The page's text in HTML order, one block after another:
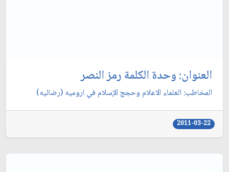
العنوان: وحدة الكلمة رمز النصر
المخاطب: العلماء الاعلام وحجج الإسلام في اروميه (رضائيه)
2011-03-22